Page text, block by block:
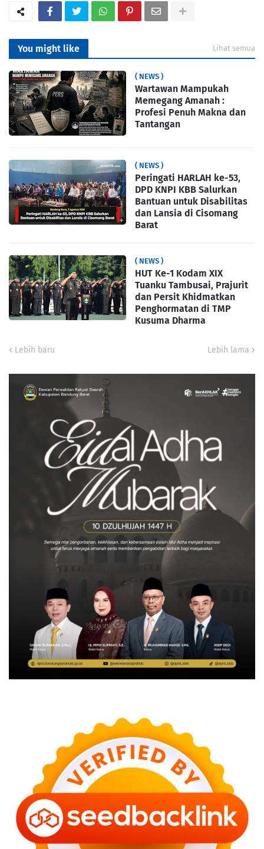
You might like Lihat semua
( NEWS )
Wartawan Mampukah
Memegang Amanah :
Profesi Penuh Makna dan
Tantangan
( NEWS )
Peringati HARLAH ke-53,
DPD KNPI KBB Salurkan
Bantuan untuk Disabilitas
dan Lansia di Cisomang
Barat
( NEWS )
HUT Ke-1 Kodam XIX
Tuanku Tambusai, Prajurit
dan Persit Khidmatkan
Penghormatan di TMP
Kusuma Dharma
Lebih baru Lebih lama